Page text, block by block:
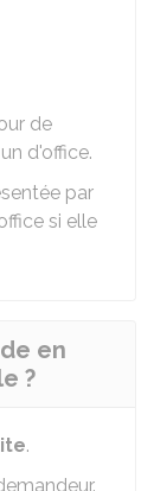
de
d'office.
par
si elle
en
?
.